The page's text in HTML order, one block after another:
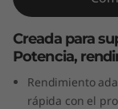
e
Creada para
Potencia,
Rendimiento
rápida con el